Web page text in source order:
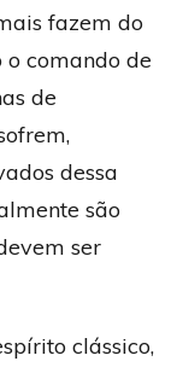
fazem do
o comando de
de
dessa
são
ser
clássico,